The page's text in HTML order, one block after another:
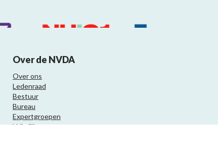
Over de NVDA
Over ons
Ledenraad
Bestuur
Bureau
Expertgroepen
Vrijwilligers